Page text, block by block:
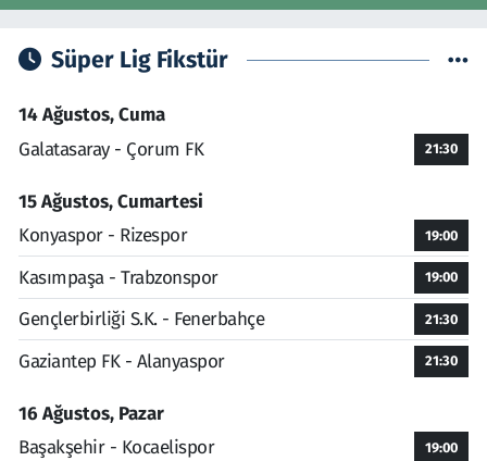
Süper Lig Fikstür
14 Ağustos, Cuma
Galatasaray - Çorum FK
21:30
15 Ağustos, Cumartesi
Konyaspor - Rizespor
19:00
Kasımpaşa - Trabzonspor 19:00
Gençlerbirliği S.K. - Fenerbahçe 21:30
Gaziantep FK - Alanyaspor 21:30
16 Ağustos, Pazar
Başakşehir - Kocaelispor
19:00